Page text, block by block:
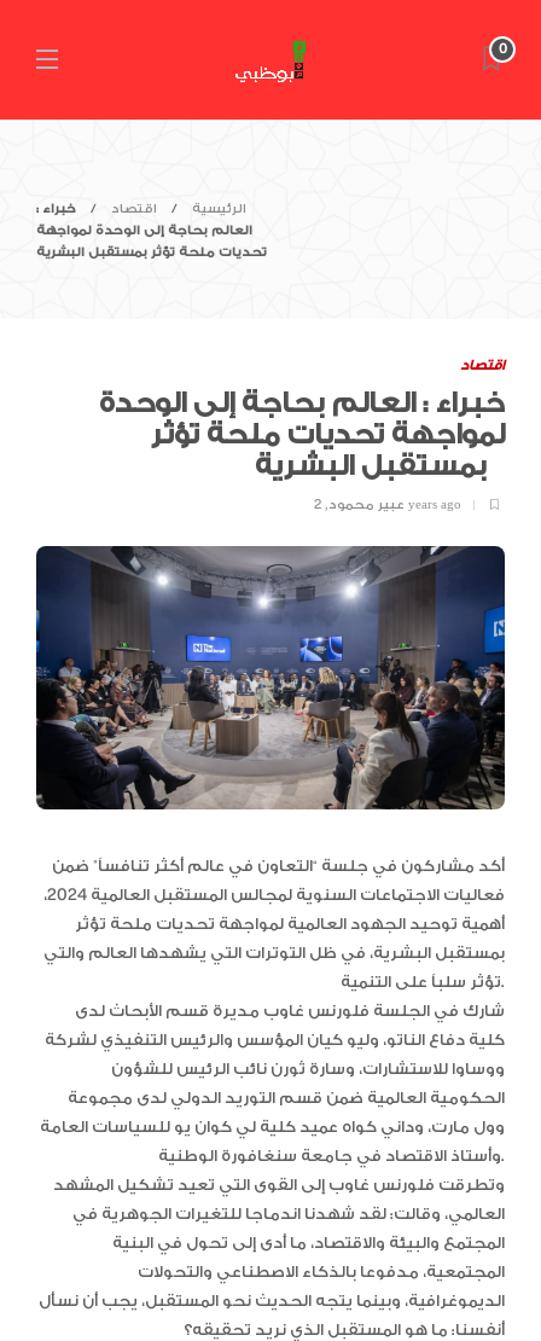
0
الرئيسية اقتصاد
خبراء :
العالم بحاجة إلى الوحدة لمواجهة
تحديات ملحة تؤثر بمستقبل البشرية
اقتصاد
خبراء : العالم بحاجة إلى الوحدة
لمواجهة تحديات ملحة تؤثر
عبير محمود, 2 years ago
أكد مشاركون في جلسة “التعاون في عالم أكثر تنافساً” ضمن
فعاليات الاجتماعات السنوية لمجالس المستقبل العالمية 2024،
أهمية توحيد الجهود العالمية لمواجهة تحديات ملحة تؤثر
بمستقبل البشرية، في ظل التوترات التي يشهدها العالم والتي
تؤثر سلباً على التنمية.
شارك في الجلسة فلورنس غاوب مديرة قسم الأبحاث لدى
كلية دفاع الناتو، وليو كيان المؤسس والرئيس التنفيذي لشركة
ووساوا للاستشارات، وسارة ثورن نائب الرئيس للشؤون
الحكومية العالمية ضمن قسم التوريد الدولي لدى مجموعة
وول مارت، وداني كواه عميد كلية لي كوان يو للسياسات العامة
وأستاذ الاقتصاد في جامعة سنغافورة الوطنية.
وتطرقت فلورنس غاوب إلى القوى التي تعيد تشكيل المشهد
العالمي، وقالت: لقد شهدنا اندماجا للتغيرات الجوهرية في
المجتمع والبيئة والاقتصاد، ما أدى إلى تحول في البنية
المجتمعية، مدفوعا بالذكاء الاصطناعي والتحولات
الديموغرافية، وبينما يتجه الحديث نحو المستقبل، يجب أن نسأل
أنفسنا: ما هو المستقبل الذي نريد تحقيقه؟